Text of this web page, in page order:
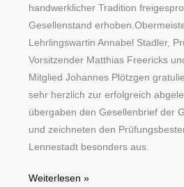
handwerklicher Tradition
Gesellenstand
Lehrlingswartin Annabel Stadler,
Vorsitzender Matthias Freericks
Mitglied Johannes Plötzgen
sehr herzlich zur erfolgreich
übergaben den Gesellenbrief der
und zeichneten den
Lennestadt besonders aus.
Glaser-
Weiterlesen »